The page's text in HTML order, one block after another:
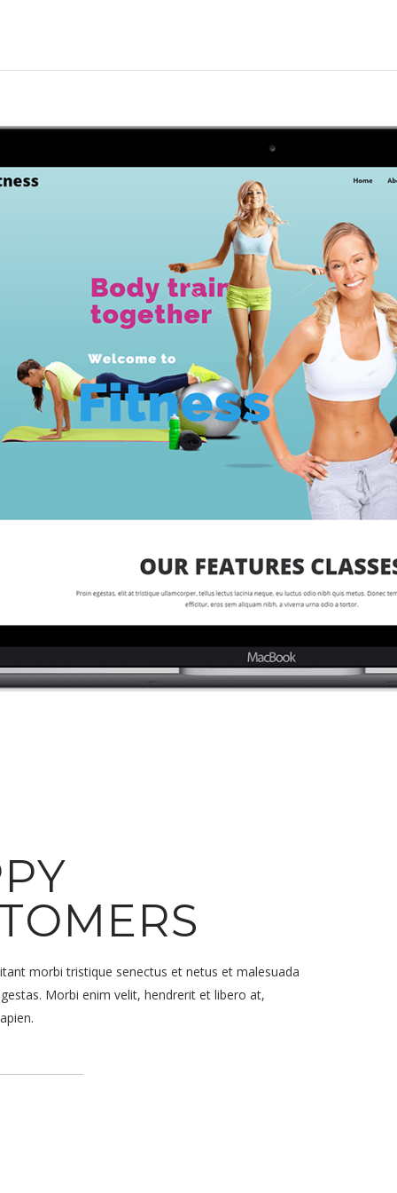
morbi tristique senectus et netus et malesuada
Morbi enim velit, hendrerit et libero at,